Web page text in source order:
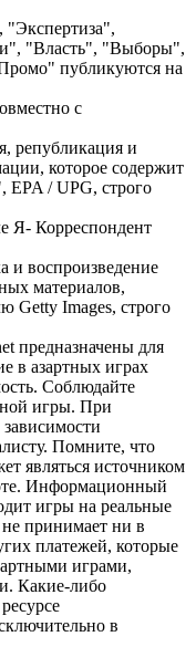
"Власть", "Выборы",
публикуются на
с
републикация и
которое содержит
EPA / UPG, строго
Я- Корреспондент
и воспроизведение
материалов,
Getty Images, строго
предназначены для
в азартных играх
Соблюдайте
игры. При
Помните, что
являться источником
Информационный
игры на реальные
принимает ни в
платежей, которые
играми,
Какие-либо
в